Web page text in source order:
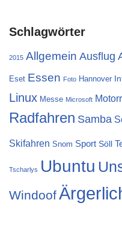
Schlagwörter
2015 Allgemein Ausflug
Eset Essen Foto Hannover
Linux Messe Microsoft
Radfahren Samba
Skifahren Snom Sport Söll
Tscharlys Ubuntu
Windoof